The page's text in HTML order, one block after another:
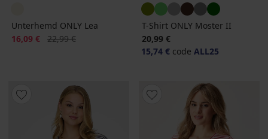
Unterhemd ONLY Lea
Rabatt
16,09 € Alter Preis
22,99 €
T-Shirt ONLY Moster II
20,99 €
15,74 € code ALL25